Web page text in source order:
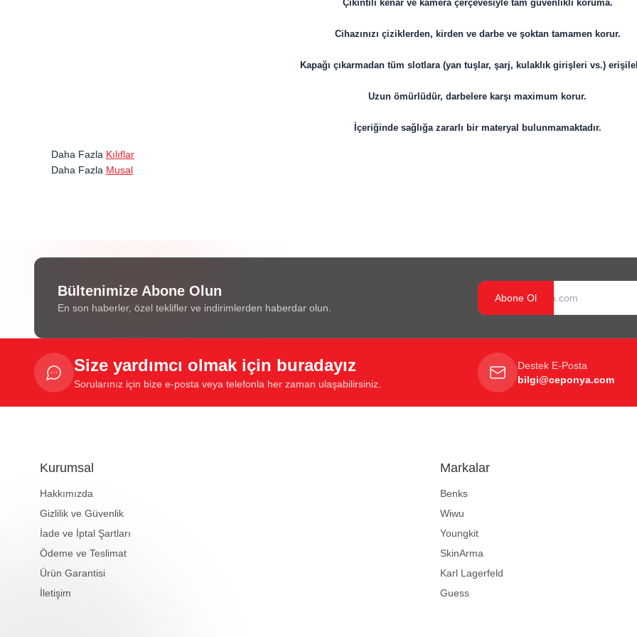
Çıkıntılı kenar ve kamera çerçevesiyle tam güvenlikli koruma.
Cihazınızı çiziklerden, kirden ve darbe ve şoktan tamamen korur.
Kapağı çıkarmadan tüm slotlara (yan tuşlar, şarj, kulaklık girişleri vs.)
Uzun ömürlüdür, darbelere karşı maximum korur.
İçeriğinde sağlığa zararlı bir materyal bulunmamaktadır.
Daha Fazla Kılıflar
Daha Fazla Musal
Bültenimize Abone Olun
En son haberler, özel teklifler ve indirimlerden haberdar olun.
Abone Ol
Size yardımcı olmak için buradayız
Sorularınız için bize e-posta veya telefonla her zaman ulaşabilirsiniz.
Destek E-Posta
bilgi@ceponya.com
Kurumsal
Hakkımızda
Gizlilik ve Güvenlik
İade ve İptal Şartları
Ödeme ve Teslimat
Ürün Garantisi
İletişim
Markalar
Benks
Wiwu
Youngkit
SkinArma
Karl Lagerfeld
Guess